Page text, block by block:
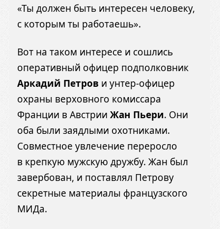
«Ты должен быть интересен человеку,
с которым ты работаешь».
Вот на таком интересе и сошлись
оперативный офицер подполковник
Аркадий Петров и унтер-офицер
охраны верховного комиссара
Франции в Австрии Жан Пьери. Они
оба были заядлыми охотниками.
Совместное увлечение переросло
в крепкую мужскую дружбу. Жан был
завербован, и поставлял Петрову
секретные материалы французского
МИДа.